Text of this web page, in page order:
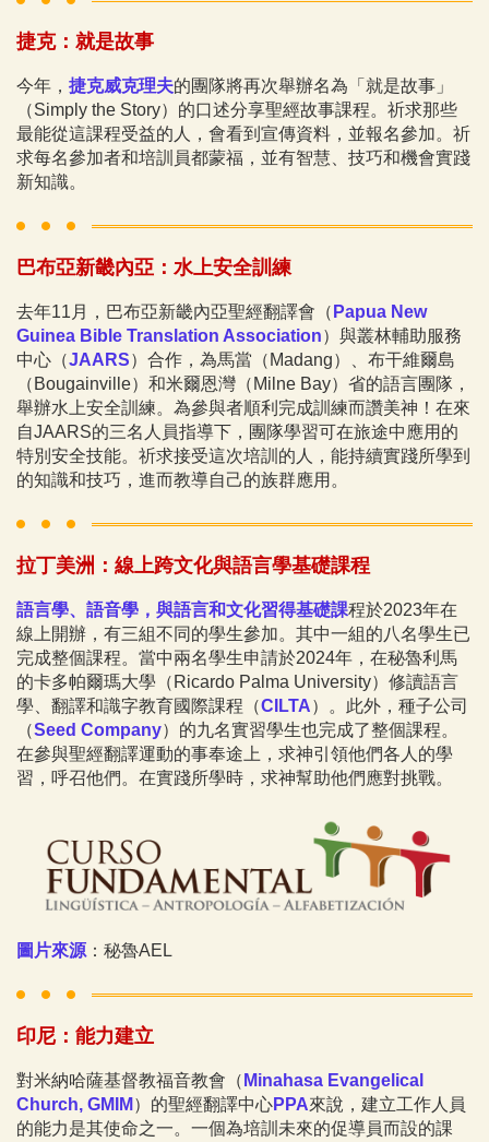
​捷克：就是故事
今年， 捷克威克理夫的團隊將再次舉辦名為「就是故事」
（Simply the Story）的口述分享聖經故事課程。祈求那些
最能從這課程受益的人，會看到宣傳資料，並報名參加。祈
求每名參加者和培訓員都蒙福，並有智慧、技巧和機會實踐
新知識。
巴布亞新畿內亞：水上安全訓練
去年11月，巴布亞新畿內亞聖經翻譯會（ Papua New
Guinea Bible Translation Association）與叢林輔助服務
中心（JAARS）合作，為馬當（Madang）、布干維爾島
（Bougainville）和米爾恩灣（Milne Bay）省的語言團隊，
舉辦水上安全訓練。為參與者順利完成訓練而讚美神！在來
自JAARS的三名人員指導下，團隊學習可在旅途中應用的
特別安全技能。祈求接受這次培訓的人，能持續實踐所學到
的知識和技巧，進而教導自己的族群應用。
拉丁美洲：線上跨文化與語言學基礎課程
語言學、語音學，與語言和文化習得基礎課程於2023年在
線上開辦，有三組不同的學生參加。其中一組的八名學生已
完成整個課程。當中兩名學生申請於2024年，在秘魯利馬
的卡多帕爾瑪大學（Ricardo Palma University）修讀語言
學、翻譯和識字教育國際課程（CILTA）。此外，種子公司
（Seed Company）的九名實習學生也完成了整個課程。
在參與聖經翻譯運動的事奉途上，求神引領他們各人的學
習，呼召他們。在實踐所學時，求神幫助他們應對挑戰。
圖片來源：秘魯AEL
印尼：能力建立
對米納哈薩基督教福音教會（ Minahasa Evangelical
Church, GMIM ）的聖經翻譯中心PPA來說，建立工作人員
的能力是其使命之一。一個為培訓未來的促導員而設的課